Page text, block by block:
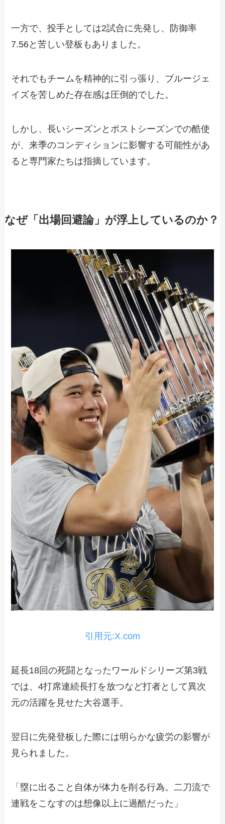
一方で、投手としては2試合に先発し、防御率
7.56と苦しい登板もありました。
それでもチームを精神的に引っ張り、ブルージェ
イズを苦しめた存在感は圧倒的でした。
しかし、長いシーズンとポストシーズンでの酷使
が、来季のコンディションに影響する可能性があ
ると専門家たちは指摘しています。
なぜ「出場回避論」が浮上しているのか？
引用元:X.com
延長18回の死闘となったワールドシリーズ第3戦
では、4打席連続長打を放つなど打者として異次
元の活躍を見せた大谷選手。
翌日に先発登板した際には明らかな疲労の影響が
見られました。
「塁に出ること自体が体力を削る行為。二刀流で
連戦をこなすのは想像以上に過酷だった」